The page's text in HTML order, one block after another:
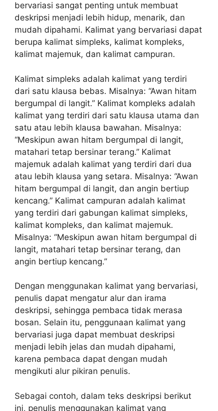
bervariasi sangat penting untuk membuat
deskripsi menjadi lebih hidup, menarik, dan
mudah dipahami. Kalimat yang bervariasi dapat
berupa kalimat simpleks, kalimat kompleks,
kalimat majemuk, dan kalimat campuran.
Kalimat simpleks adalah kalimat yang terdiri
dari satu klausa bebas. Misalnya: “Awan hitam
bergumpal di langit.” Kalimat kompleks adalah
kalimat yang terdiri dari satu klausa utama dan
satu atau lebih klausa bawahan. Misalnya:
“Meskipun awan hitam bergumpal di langit,
matahari tetap bersinar terang.” Kalimat
majemuk adalah kalimat yang terdiri dari dua
atau lebih klausa yang setara. Misalnya: “Awan
hitam bergumpal di langit, dan angin bertiup
kencang.” Kalimat campuran adalah kalimat
yang terdiri dari gabungan kalimat simpleks,
kalimat kompleks, dan kalimat majemuk.
Misalnya: “Meskipun awan hitam bergumpal di
langit, matahari tetap bersinar terang, dan
angin bertiup kencang.”
Dengan menggunakan kalimat yang bervariasi,
penulis dapat mengatur alur dan irama
deskripsi, sehingga pembaca tidak merasa
bosan. Selain itu, penggunaan kalimat yang
bervariasi juga dapat membuat deskripsi
menjadi lebih jelas dan mudah dipahami,
karena pembaca dapat dengan mudah
mengikuti alur pikiran penulis.
Sebagai contoh, dalam teks deskripsi berikut
ini, penulis menggunakan kalimat yang